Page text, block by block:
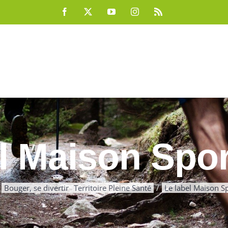
Facebook YouTubeInstagram
Maison
Bouger, se divertir Territoire Pleine Santé Le label Maison